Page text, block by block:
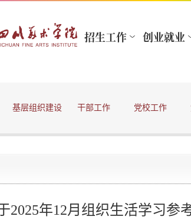
基层组织建设 干部工作 党校工作
2025年12月组织生活学习参